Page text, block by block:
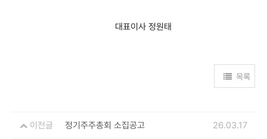
대표이사 정원태
목록
이전글 정기주주총회 소집공고 26.03.17